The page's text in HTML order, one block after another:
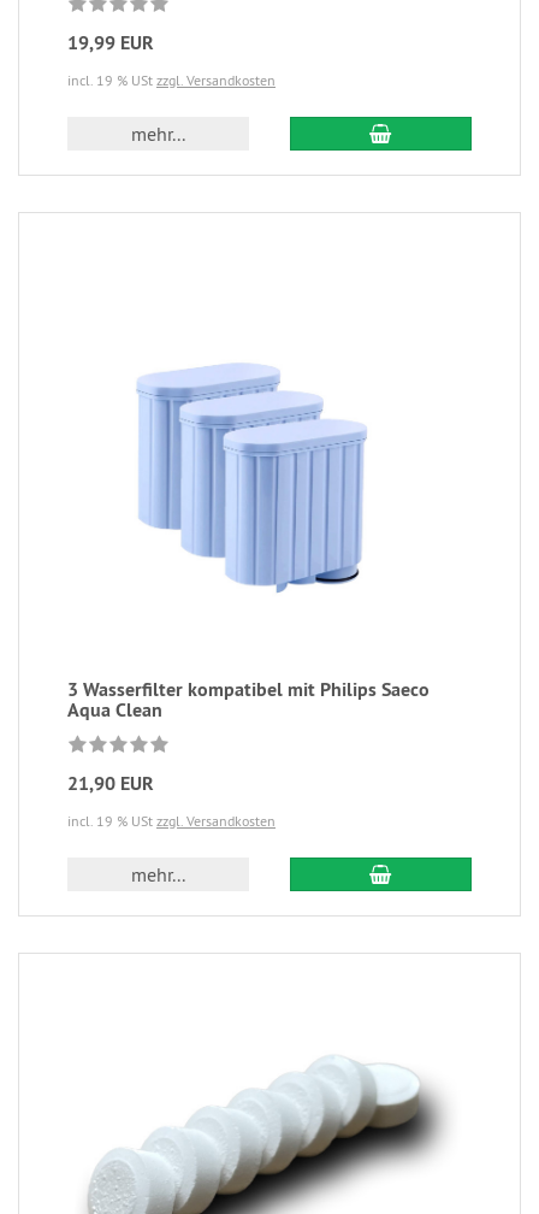
19,99 EUR
incl. 19 % USt zzgl. Versandkosten
mehr...
3 Wasserfilter kompatibel mit Philips Saeco
Aqua Clean
21,90 EUR
incl. 19 % USt zzgl. Versandkosten
mehr...